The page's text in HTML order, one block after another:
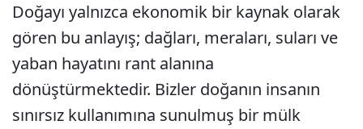
Doğayı yalnızca ekonomik bir kaynak olarak
gören bu anlayış; dağları, meraları, suları ve
yaban hayatını rant alanına
dönüştürmektedir. Bizler doğanın insanın
sınırsız kullanımına sunulmuş bir mülk